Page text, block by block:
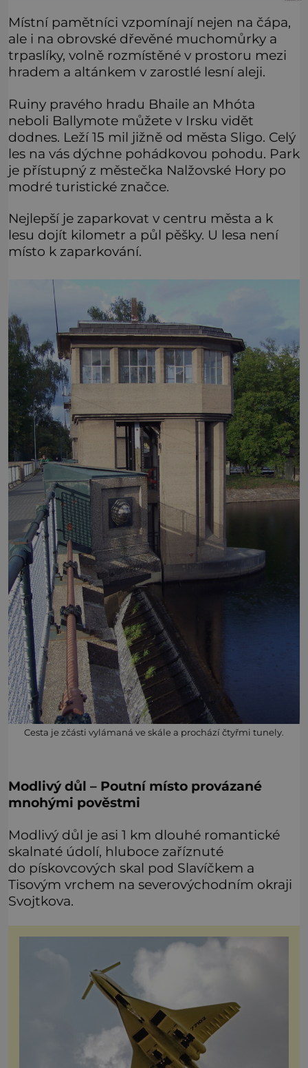
Místní pamětníci vzpomínají nejen na čápa,
ale i na obrovské dřevěné muchomůrky a
trpaslíky, volně rozmístěné v prostoru mezi
hradem a altánkem v zarostlé lesní aleji.
Ruiny pravého hradu Bhaile an Mhóta
neboli Ballymote můžete v Irsku vidět
dodnes. Leží 15 mil jižně od města Sligo. Celý
les na vás dýchne pohádkovou pohodu. Park
je přístupný z městečka Nalžovské Hory po
modré turistické značce.
Nejlepší je zaparkovat v centru města a k
lesu dojít kilometr a půl pěšky. U lesa není
místo k zaparkování.
Cesta je zčásti vylámaná ve skále a prochází čtyřmi tunely.
Modlivý důl – Poutní místo provázané
mnohými pověstmi
Modlivý důl je asi 1 km dlouhé romantické
skalnaté údolí, hluboce zaříznuté
do pískovcových skal pod Slavíčkem a
Tisovým vrchem na severovýchodním okraji
Svojtkova.